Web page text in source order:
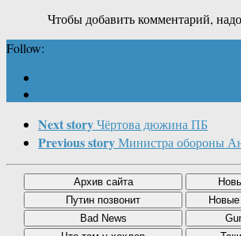
Чтобы добавить комментарий,
Follow:
Next storyЧёртова дюжина ПБ
Previous storyМинистра обороны